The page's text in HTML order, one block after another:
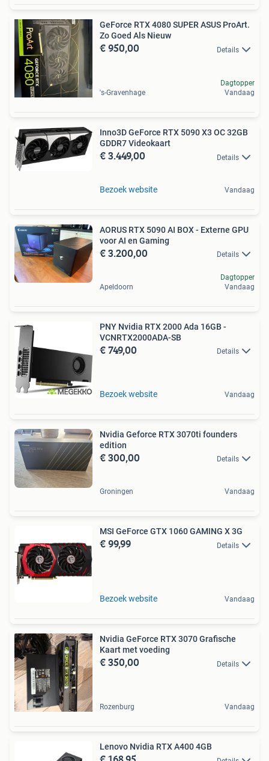
GeForce RTX 4080 SUPER ASUS ProArt.
Zo Goed Als Nieuw
€ 950,00 Details
's-Gravenhage
Dagtopper
Vandaag
Inno3D GeForce RTX 5090 X3 OC 32GB
GDDR7 Videokaart
€ 3.449,00 Details
Bezoek website Vandaag
AORUS RTX 5090 AI BOX - Externe GPU
voor AI en Gaming
€ 3.200,00 Details
Apeldoorn
Dagtopper
Vandaag
PNY Nvidia RTX 2000 Ada 16GB -
VCNRTX2000ADA-SB
€ 749,00 Details
Bezoek website Vandaag
Nvidia Geforce RTX 3070ti founders
edition
€ 300,00 Details
Groningen Vandaag
MSI GeForce GTX 1060 GAMING X 3G
€ 99,99 Details
Bezoek website Vandaag
Nvidia GeForce RTX 3070 Grafische
Kaart met voeding
€ 350,00 Details
Rozenburg Vandaag
Lenovo Nvidia RTX A400 4GB